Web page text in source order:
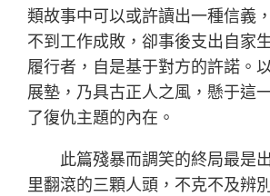
類故事中可以或許讀出一種信義
不到工作成敗，卻事後支出自家
履行者，自是基于對方的許諾。
展墊，乃具古正人之風，懸于這
了復仇主題的內在。
此篇殘暴而調笑的終局最是
里翻滾的三顆人頭，不克不及辨